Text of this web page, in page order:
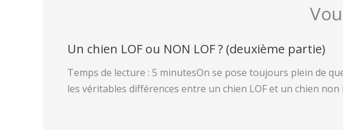
Un chien LOF ou NON LOF ? (deuxième partie)
Temps de lecture : 5 minutesOn se pose toujours plein de
les véritables différences entre un chien LOF et un chien non